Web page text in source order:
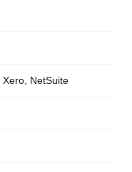
NetSuite